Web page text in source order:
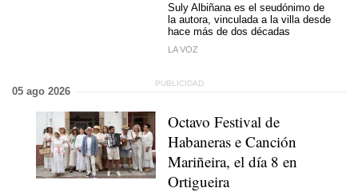
Suly Albiñana es el seudónimo de
la autora, vinculada a la villa desde
hace más de dos décadas
LA VOZ
05 ago 2026
Octavo Festival de
Habaneras e Canción
Mariñeira, el día 8 en
Ortigueira